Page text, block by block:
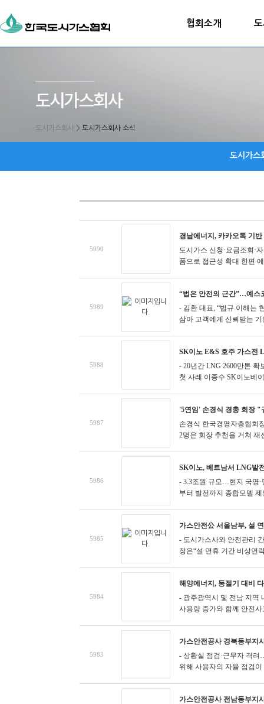
협회소개
도시가스회사 > 도시가스회사 소식
도시가스
5990
경남에너지, 카카오톡 기
도시가스 신청·요금조회·
폼으로 접근성 확대 한편
5989
“법은 안전의 근간”…예스
- 김환 대표, “법규 이해는
삼아 고객에게 신뢰받는 기
5988
SK이노 E&S 호주 가스전
- 20년간 LNG 2600만톤
첫 사례 이종수 SK이노베
5987
'5연임' 손경식 경총 회장 "
손경식 한국경영자총협회
2명은 회장 추천을 거쳐 재
5986
SK이노, 베트남서 LNG발
- 3.3조원 규모…현지 국영·
부터 발전까지 종합모델
5985
가스안전公 서울남부, 설
- 도시가스사와 안전관리
장은“설 연휴 기간 비상연
5984
해양에너지, 동절기 대비
- 광주광역시 및 전남 지역
사용량 증가와 함께 안전
5983
가스안전공사 경북동부지
- 상황실 점검·근무자 격
위해 사용자의 자율 점검이
가스안전공사 전남동부지